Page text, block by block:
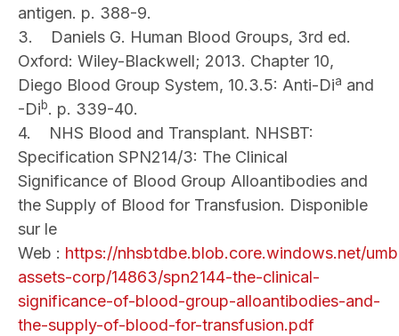
antigen. p. 388-9.
3. Daniels G. Human Blood Groups, 3rd ed.
Oxford: Wiley-Blackwell; 2013. Chapter 10,
Diego Blood Group System, 10.3.5: Anti-Dia and
-Dib. p. 339-40.
4. NHS Blood and Transplant. NHSBT:
Specification SPN214/3: The Clinical
Significance of Blood Group Alloantibodies and
the Supply of Blood for Transfusion. Disponible
sur le
Web : https://nhsbtdbe.blob.core.windows.net/
assets-corp/14863/spn2144-the-clinical-
significance-of-blood-group-alloantibodies-and-
the-supply-of-blood-for-transfusion.pdf